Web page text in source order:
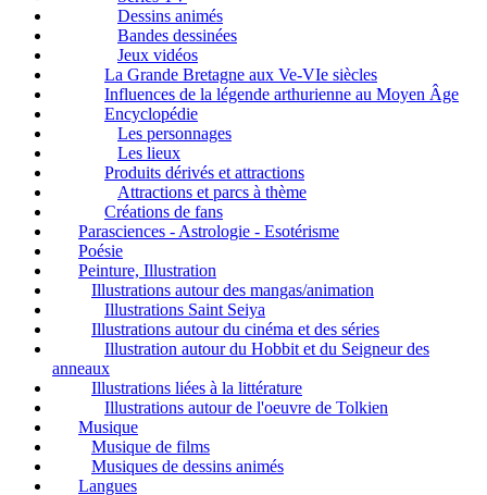
Dessins animés
Bandes dessinées
Jeux vidéos
La Grande Bretagne aux Ve-VIe siècles
Influences de la légende arthurienne au Moyen Âge
Encyclopédie
Les personnages
Les lieux
Produits dérivés et attractions
Attractions et parcs à thème
Créations de fans
Parasciences - Astrologie - Esotérisme
Poésie
Peinture, Illustration
Illustrations autour des mangas/animation
Illustrations Saint Seiya
Illustrations autour du cinéma et des séries
Illustration autour du Hobbit et du Seigneur des
anneaux
Illustrations liées à la littérature
Illustrations autour de l'oeuvre de Tolkien
Musique
Musique de films
Musiques de dessins animés
Langues